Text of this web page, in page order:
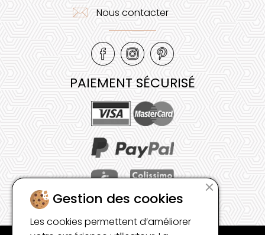
Nous contacter
PAIEMENT SÉCURISÉ
Gestion des cookies
Les cookies permettent d’améliorer